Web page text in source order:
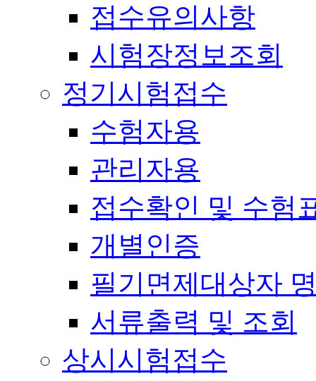
접수유의사항
시험장정보조회
정기시험접수
수험자용
관리자용
접수확인 및 수험
개별인증
필기면제대상자
서류출력 및 조회
상시시험접수